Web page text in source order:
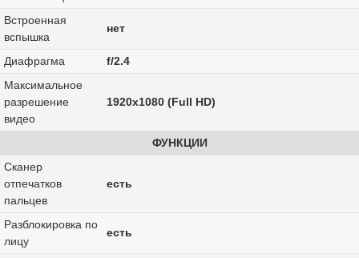
Встроенная
вспышка
нет
Диафрагма
f/2.4
Максимальное
разрешение
видео
1920x1080 (Full HD)
ФУНКЦИИ
Сканер
отпечатков
пальцев
есть
Разблокировка по
лицу
есть